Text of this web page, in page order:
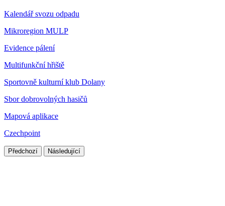
Kalendář svozu odpadu
Mikroregion MULP
Evidence pálení
Multifunkční hřiště
Sportovně kulturní klub Dolany
Sbor dobrovolných hasičů
Mapová aplikace
Czechpoint
Předchozí Následující